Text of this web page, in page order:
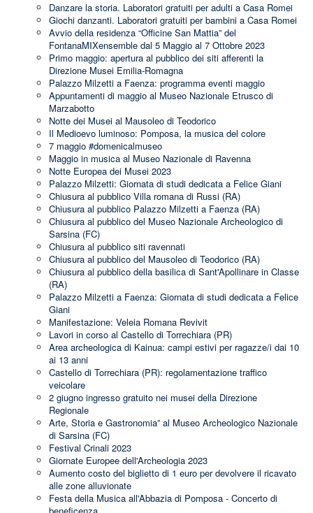
Danzare la storia. Laboratori gratuiti per adulti a Casa Romei
Giochi danzanti. Laboratori gratuiti per bambini a Casa Romei
Avvio della residenza “Officine San Mattia” del
FontanaMIXensemble dal 5 Maggio al 7 Ottobre 2023
Primo maggio: apertura al pubblico dei siti afferenti la
Direzione Musei Emilia-Romagna
Palazzo Milzetti a Faenza: programma eventi maggio
Appuntamenti di maggio al Museo Nazionale Etrusco di
Marzabotto
Notte dei Musei al Mausoleo di Teodorico
Il Medioevo luminoso: Pomposa, la musica del colore
7 maggio #domenicalmuseo
Maggio in musica al Museo Nazionale di Ravenna
Notte Europea dei Musei 2023
Palazzo Milzetti: Giornata di studi dedicata a Felice Giani
Chiusura al pubblico Villa romana di Russi (RA)
Chiusura al pubblico Palazzo Milzetti a Faenza (RA)
Chiusura al pubblico del Museo Nazionale Archeologico di
Sarsina (FC)
Chiusura al pubblico siti ravennati
Chiusura al pubblico del Mausoleo di Teodorico (RA)
Chiusura al pubblico della basilica di Sant'Apollinare in Classe
(RA)
Palazzo Milzetti a Faenza: Giornata di studi dedicata a Felice
Giani
Manifestazione: Veleia Romana Revivit
Lavori in corso al Castello di Torrechiara (PR)
Area archeologica di Kainua: campi estivi per ragazze/i dai 10
ai 13 anni
Castello di Torrechiara (PR): regolamentazione traffico
veicolare
2 giugno ingresso gratuito nei musei della Direzione
Regionale
Arte, Storia e Gastronomia” al Museo Archeologico Nazionale
di Sarsina (FC)
Festival Crinali 2023
Giornate Europee dell'Archeologia 2023
Aumento costo del biglietto di 1 euro per devolvere il ricavato
alle zone alluvionate
Festa della Musica all'Abbazia di Pomposa - Concerto di